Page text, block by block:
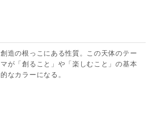
創造の根っこにある性質。この天体のテー
マが「創ること」や「楽しむこと」の基本
的なカラーになる。